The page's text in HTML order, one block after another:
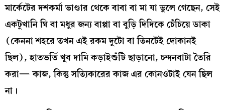
মার্কেটের দশকর্মা ভাণ্ডার থেকে বাবা বা মা যা ভুলে গেছেন, সেই
একটুখানি ঘি বা মধুর জন্য বাপ্পা বা বুড়ি দিদিকে চেঁচিয়ে ডাকা
(কেননা শহরে তখন এই রকম দুটো বা তিনটেই দোকানই
ছিল), হাতভর্তি খুব দামি কড়াইশুঁটি ছাড়ানো, চন্দনবাটা তৈরি
করা— কাজ, কিন্তু সত্যিকারের কাজ এর কোনওটাই যেন ছিল
না।